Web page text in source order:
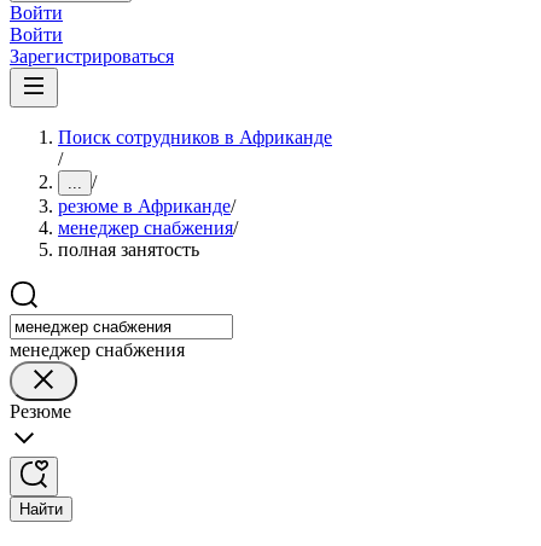
Войти
Войти
Зарегистрироваться
Поиск сотрудников в Африканде
/
... /
резюме в Африканде/
менеджер снабжения/
полная занятость
менеджер снабжения
Резюме
Найти